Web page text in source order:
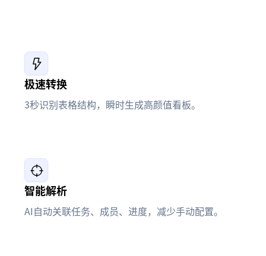
极速转换
3秒识别表格结构，瞬时生成高颜值看板。
智能解析
AI自动关联任务、成员、进度，减少手动配置。